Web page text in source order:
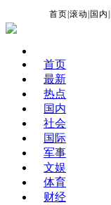
首页 |滚动 国内
首页
最新
热点
国内
社会
国际
军事
文娱
体育
财经